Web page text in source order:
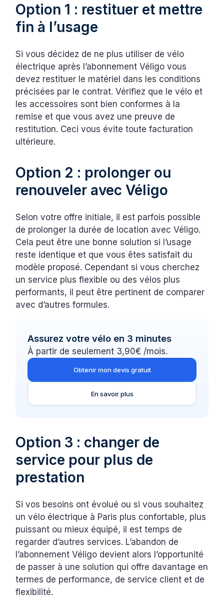
Option 1 : restituer et mettre
fin à l’usage
Si vous décidez de ne plus utiliser de vélo
électrique après l’abonnement Véligo vous
devez restituer le matériel dans les conditions
précisées par le contrat. Vérifiez que le vélo et
les accessoires sont bien conformes à la
remise et que vous avez une preuve de
restitution. Ceci vous évite toute facturation
ultérieure.
Option 2 : prolonger ou
renouveler avec Véligo
Selon votre offre initiale, il est parfois possible
de prolonger la durée de location avec Véligo.
Cela peut être une bonne solution si l’usage
reste identique et que vous êtes satisfait du
modèle proposé. Cependant si vous cherchez
un service plus flexible ou des vélos plus
performants, il peut être pertinent de comparer
avec d’autres formules.
Assurez votre vélo en 3 minutes
À partir de seulement 3,90€ /mois.
Obtenir mon devis gratuit
En savoir plus
Option 3 : changer de
service pour plus de
prestation
Si vos besoins ont évolué ou si vous souhaitez
un vélo électrique à Paris plus confortable, plus
puissant ou mieux équipé, il est temps de
regarder d’autres services. L’abandon de
l’abonnement Véligo devient alors l’opportunité
de passer à une solution qui offre davantage en
termes de performance, de service client et de
flexibilité.